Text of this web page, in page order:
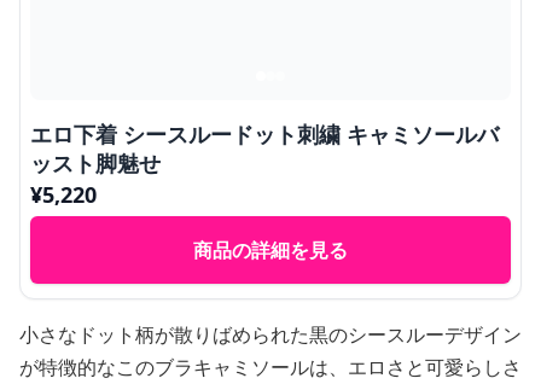
エロ下着 シースルードット刺繍 キャミソールバ
ッスト脚魅せ
¥5,220
商品の詳細を見る
小さなドット柄が散りばめられた黒のシースルーデザイン
が特徴的なこのブラキャミソールは、エロさと可愛らしさ